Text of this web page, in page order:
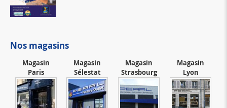
Nos magasins
Magasin
Paris
Magasin
Sélestat
Magasin
Strasbourg
Magasin
Lyon